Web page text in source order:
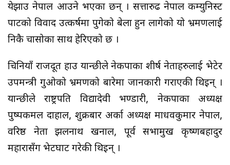
येझाउ नेपाल आउने भएका छन् । सत्तारुढ नेपाल कम्युनिस्ट
पार्टीको विवाद उत्कर्षमा पुगेको बेला हुन लागेको यो भ्रमणलाई
निकै चासोका साथ हेरिएको छ ।
चिनियाँ राजदूत हाउ यान्छीले नेकपाका शीर्ष नेताहरुलाई भेटेर
उपमन्त्री गुओको भ्रमणको बारेमा जानकारी गराएकी थिइन् ।
यान्छीले राष्ट्रपति विद्यादेवी भण्डारी, नेकपाका अध्यक्ष
पुष्पकमल दाहाल, शुक्रबार अर्का अध्यक्ष माधवकुमार नेपाल,
वरिष्ठ नेता झलनाथ खनाल, पूर्व सभामुख कृष्णबहादुर
महारासँग भेटघाट गरेकी थिइन् ।